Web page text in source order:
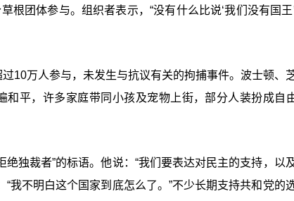
根团体参与。组织者表示，“没有什么比说‘我们没有国王
10万人参与，未发生与抗议有关的拘捕事件。波士顿、
平，许多家庭带同小孩及宠物上街，部分人装扮成自
绝独裁者”的标语。他说：“我们要表达对民主的支持，以
“我不明白这个国家到底怎么了。”不少长期支持共和党的